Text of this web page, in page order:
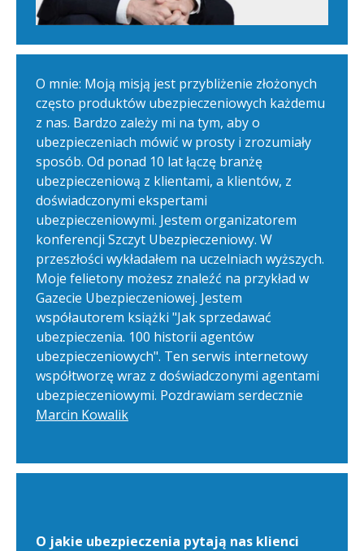
O mnie: Moją misją jest przybliżenie złożonych
często produktów ubezpieczeniowych każdemu
z nas. Bardzo zależy mi na tym, aby o
ubezpieczeniach mówić w prosty i zrozumiały
sposób. Od ponad 10 lat łączę branżę
ubezpieczeniową z klientami, a klientów, z
doświadczonymi ekspertami
ubezpieczeniowymi. Jestem organizatorem
konferencji Szczyt Ubezpieczeniowy. W
przeszłości wykładałem na uczelniach wyższych.
Moje felietony możesz znaleźć na przykład w
Gazecie Ubezpieczeniowej. Jestem
współautorem książki "Jak sprzedawać
ubezpieczenia. 100 historii agentów
ubezpieczeniowych". Ten serwis internetowy
współtworzę wraz z doświadczonymi agentami
ubezpieczeniowymi. Pozdrawiam serdecznie
Marcin Kowalik
O jakie ubezpieczenia pytają nas klienci